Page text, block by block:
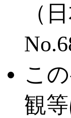
（
こ
観